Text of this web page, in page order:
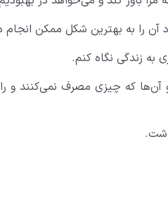
آن را به بهترین شکل ممکن
که چیزی مصرف نمی‌کنند و